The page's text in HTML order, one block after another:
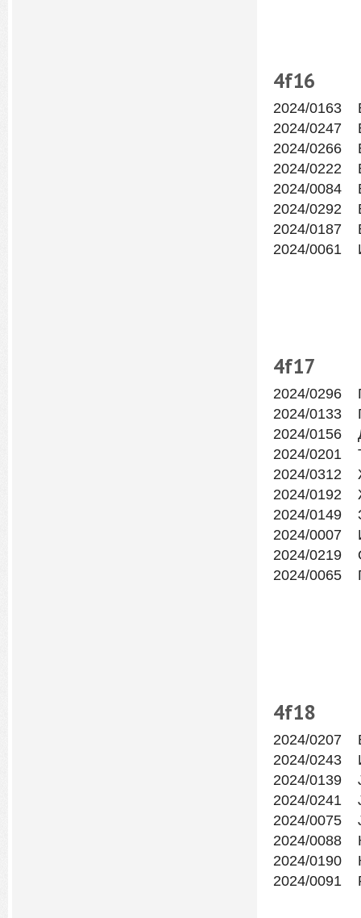
4f16
2024/0163
2024/0247
2024/0266
2024/0222
2024/0084
2024/0292
2024/0187
2024/0061
4f17
2024/0296
2024/0133
2024/0156
2024/0201
2024/0312
2024/0192
2024/0149
2024/0007
2024/0219
2024/0065
4f18
2024/0207
2024/0243
2024/0139
2024/0241
2024/0075
2024/0088
2024/0190
2024/0091